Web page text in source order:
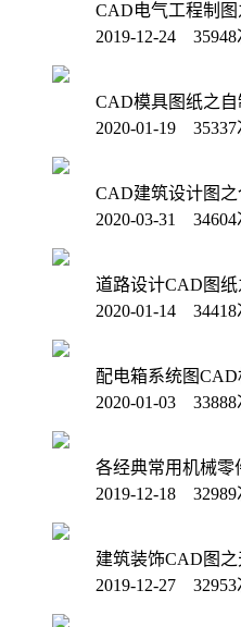
CAD电气工程制图
2019-12-24 35948
CAD模具图纸之自
2020-01-19 35337
CAD建筑设计图之
2020-03-31 34604
道路设计CAD图
2020-01-14 34418
配电箱系统图CAD
2020-01-03 33888
各经典常用机械零
2019-12-18 32989
建筑装饰CAD图
2019-12-27 32953